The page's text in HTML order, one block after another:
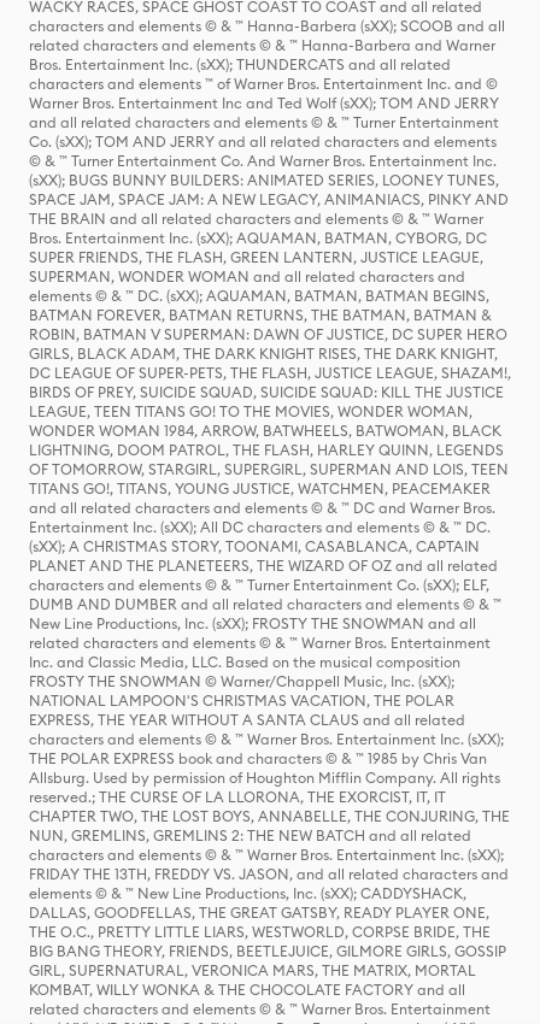
WACKY RACES, SPACE GHOST COAST TO COAST and all related
characters and elements © & ™ Hanna-Barbera (sXX); SCOOB and all
related characters and elements © & ™ Hanna-Barbera and Warner
Bros. Entertainment Inc. (sXX); THUNDERCATS and all related
characters and elements ™ of Warner Bros. Entertainment Inc. and ©
Warner Bros. Entertainment Inc and Ted Wolf (sXX); TOM AND JERRY
and all related characters and elements © & ™ Turner Entertainment
Co. (sXX); TOM AND JERRY and all related characters and elements
© & ™ Turner Entertainment Co. And Warner Bros. Entertainment Inc.
(sXX); BUGS BUNNY BUILDERS: ANIMATED SERIES, LOONEY TUNES,
SPACE JAM, SPACE JAM: A NEW LEGACY, ANIMANIACS, PINKY AND
THE BRAIN and all related characters and elements © & ™ Warner
Bros. Entertainment Inc. (sXX); AQUAMAN, BATMAN, CYBORG, DC
SUPER FRIENDS, THE FLASH, GREEN LANTERN, JUSTICE LEAGUE,
SUPERMAN, WONDER WOMAN and all related characters and
elements © & ™ DC. (sXX); AQUAMAN, BATMAN, BATMAN BEGINS,
BATMAN FOREVER, BATMAN RETURNS, THE BATMAN, BATMAN &
ROBIN, BATMAN V SUPERMAN: DAWN OF JUSTICE, DC SUPER HERO
GIRLS, BLACK ADAM, THE DARK KNIGHT RISES, THE DARK KNIGHT,
DC LEAGUE OF SUPER-PETS, THE FLASH, JUSTICE LEAGUE, SHAZAM!,
BIRDS OF PREY, SUICIDE SQUAD, SUICIDE SQUAD: KILL THE JUSTICE
LEAGUE, TEEN TITANS GO! TO THE MOVIES, WONDER WOMAN,
WONDER WOMAN 1984, ARROW, BATWHEELS, BATWOMAN, BLACK
LIGHTNING, DOOM PATROL, THE FLASH, HARLEY QUINN, LEGENDS
OF TOMORROW, STARGIRL, SUPERGIRL, SUPERMAN AND LOIS, TEEN
TITANS GO!, TITANS, YOUNG JUSTICE, WATCHMEN, PEACEMAKER
and all related characters and elements © & ™ DC and Warner Bros.
Entertainment Inc. (sXX); All DC characters and elements © & ™ DC.
(sXX); A CHRISTMAS STORY, TOONAMI, CASABLANCA, CAPTAIN
PLANET AND THE PLANETEERS, THE WIZARD OF OZ and all related
characters and elements © & ™ Turner Entertainment Co. (sXX); ELF,
DUMB AND DUMBER and all related characters and elements © & ™
New Line Productions, Inc. (sXX); FROSTY THE SNOWMAN and all
related characters and elements © & ™ Warner Bros. Entertainment
Inc. and Classic Media, LLC. Based on the musical composition
FROSTY THE SNOWMAN © Warner/Chappell Music, Inc. (sXX);
NATIONAL LAMPOON'S CHRISTMAS VACATION, THE POLAR
EXPRESS, THE YEAR WITHOUT A SANTA CLAUS and all related
characters and elements © & ™ Warner Bros. Entertainment Inc. (sXX);
THE POLAR EXPRESS book and characters © & ™ 1985 by Chris Van
Allsburg. Used by permission of Houghton Mifflin Company. All rights
reserved.; THE CURSE OF LA LLORONA, THE EXORCIST, IT, IT
CHAPTER TWO, THE LOST BOYS, ANNABELLE, THE CONJURING, THE
NUN, GREMLINS, GREMLINS 2: THE NEW BATCH and all related
characters and elements © & ™ Warner Bros. Entertainment Inc. (sXX);
FRIDAY THE 13TH, FREDDY VS. JASON, and all related characters and
elements © & ™ New Line Productions, Inc. (sXX); CADDYSHACK,
DALLAS, GOODFELLAS, THE GREAT GATSBY, READY PLAYER ONE,
THE O.C., PRETTY LITTLE LIARS, WESTWORLD, CORPSE BRIDE, THE
BIG BANG THEORY, FRIENDS, BEETLEJUICE, GILMORE GIRLS, GOSSIP
GIRL, SUPERNATURAL, VERONICA MARS, THE MATRIX, MORTAL
KOMBAT, WILLY WONKA & THE CHOCOLATE FACTORY and all
related characters and elements © & ™ Warner Bros. Entertainment